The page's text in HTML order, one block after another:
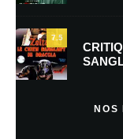
mon prochain
Prévenez-moi de tous
Prévenez-moi de tous
7.5
NOS